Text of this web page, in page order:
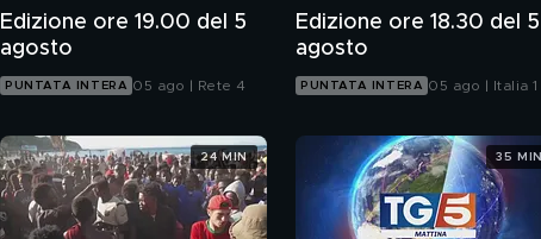
Edizione ore 19.00 del 5
agosto
PUNTATA INTERA 05 ago | Rete 4
Edizione ore 18.30 del 5
agosto
PUNTATA INTERA 05 ago | Italia 1
24 MIN 35 MIN